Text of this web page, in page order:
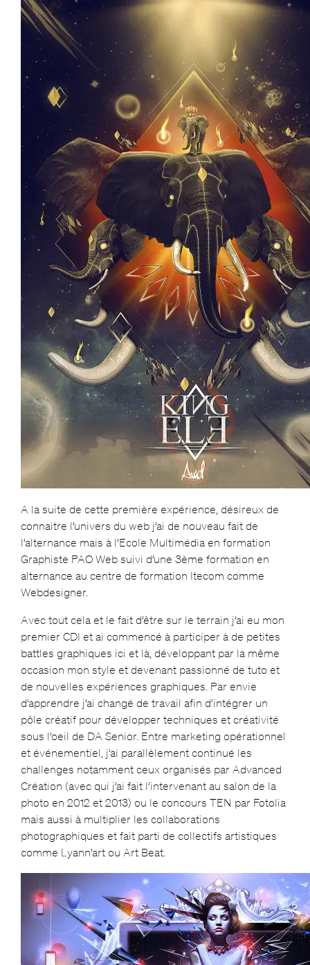
A la suite de cette première expérience, désireux de
connaitre l’univers du web j’ai de nouveau fait de
l’alternance mais à l’Ecole Multimédia en formation
Graphiste PAO Web suivi d’une 3ème formation en
alternance au centre de formation Itecom comme
Webdesigner.
Avec tout cela et le fait d’être sur le terrain j’ai eu mon
premier CDI et ai commencé à participer à de petites
battles graphiques ici et là, développant par la même
occasion mon style et devenant passionné de tuto et
de nouvelles expériences graphiques. Par envie
d’apprendre j’ai changé de travail afin d’intégrer un
pôle créatif pour développer techniques et créativité
sous l’oeil de DA Senior. Entre marketing opérationnel
et événementiel, j’ai parallèlement continué les
challenges notamment ceux organisés par Advanced
Création (avec qui j’ai fait l’intervenant au salon de la
photo en 2012 et 2013) ou le concours TEN par Fotolia
mais aussi à multiplier les collaborations
photographiques et fait parti de collectifs artistiques
comme Lyann’art ou Art Beat.